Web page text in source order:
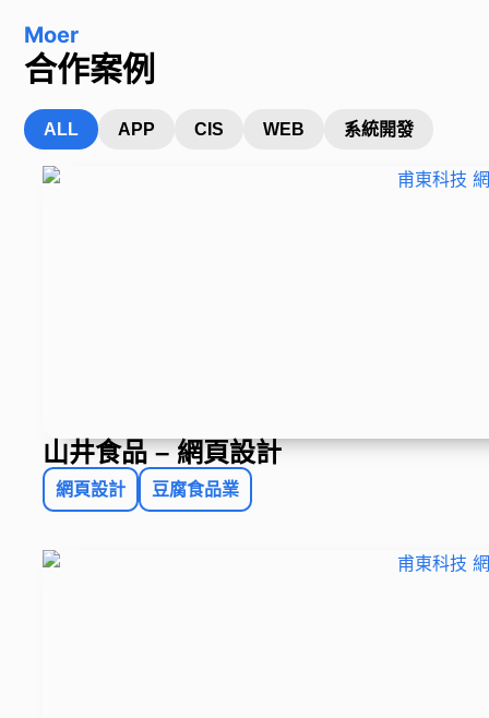
Moer
合作案例
APP CIS WEB 系統開發
ALL
山井食品 – 網頁設計
網頁設計 豆腐食品業